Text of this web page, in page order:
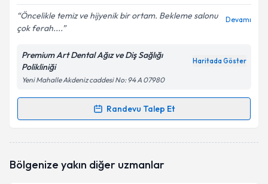
Öncelikle temiz ve hijyenik bir ortam. Bekleme salonu
çok ferah....
Devamı
Premium Art Dental Ağız ve Diş Sağlığı
Polikliniği
Haritada Göster
Yeni Mahalle Akdeniz caddesi No: 94 A 07980
Randevu Talep Et
Randevu Takvimi Talebi
talebi oluşturun. Size bu uzmandan randevu almanız
Bölgenize yakın diğer uzmanlar